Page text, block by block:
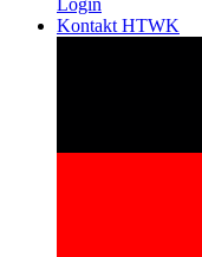
Login
Kontakt HTWK